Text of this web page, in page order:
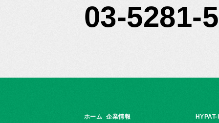
03-5281-
ホーム 企業情報 HYPAT-